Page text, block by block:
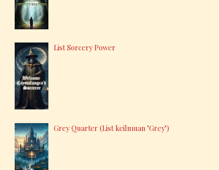
List Sorcery Power
Grey Quarter (List keilmuan "Grey")